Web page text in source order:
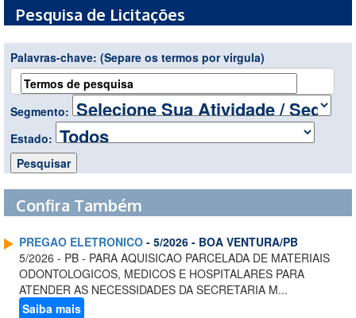
Pesquisa de Licitações
Palavras-chave: (Separe os termos por virgula)
Segmento:
Estado:
Confira Também
PREGAO ELETRONICO - 5/2026 - BOA VENTURA/PB
5/2026 - PB - PARA AQUISICAO PARCELADA DE MATERIAIS
ODONTOLOGICOS, MEDICOS E HOSPITALARES PARA
ATENDER AS NECESSIDADES DA SECRETARIA M...
Saiba mais